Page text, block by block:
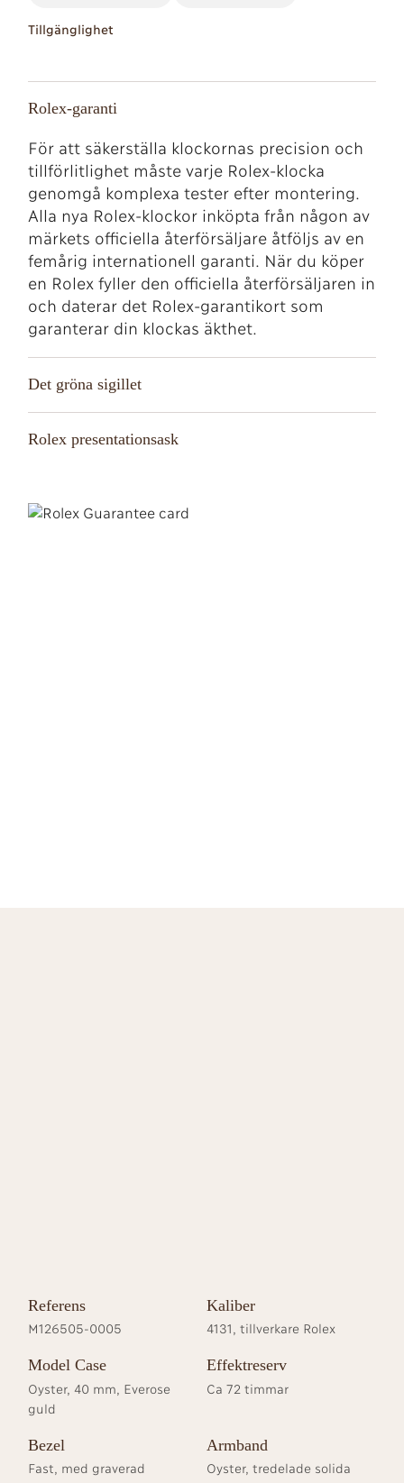
Tillgänglighet
Rolex-garanti
För att säkerställa klockornas precision och
tillförlitlighet måste varje Rolex-klocka
genomgå komplexa tester efter montering.
Alla nya Rolex-klockor inköpta från någon av
märkets officiella återförsäljare åtföljs av en
femårig internationell garanti. När du köper
en Rolex fyller den officiella återförsäljaren in
och daterar det Rolex-garantikort som
garanterar din klockas äkthet.
Det gröna sigillet
Rolex presentationsask
Referens
M126505-0005
Kaliber
4131, tillverkare Rolex
Model Case
Oyster, 40 mm, Everose
guld
Effektreserv
Ca 72 timmar
Bezel
Fast, med graverad
Armband
Oyster, tredelade solida